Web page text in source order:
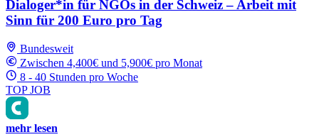
Dialoger*in für NGOs in der Schweiz – Arbeit mit
Sinn für 200 Euro pro Tag
Bundesweit
Zwischen 4,400€ und 5,900€ pro Monat
8 - 40 Stunden pro Woche
TOP JOB
mehr lesen